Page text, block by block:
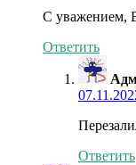
С уважением,
Ответить
Ответить